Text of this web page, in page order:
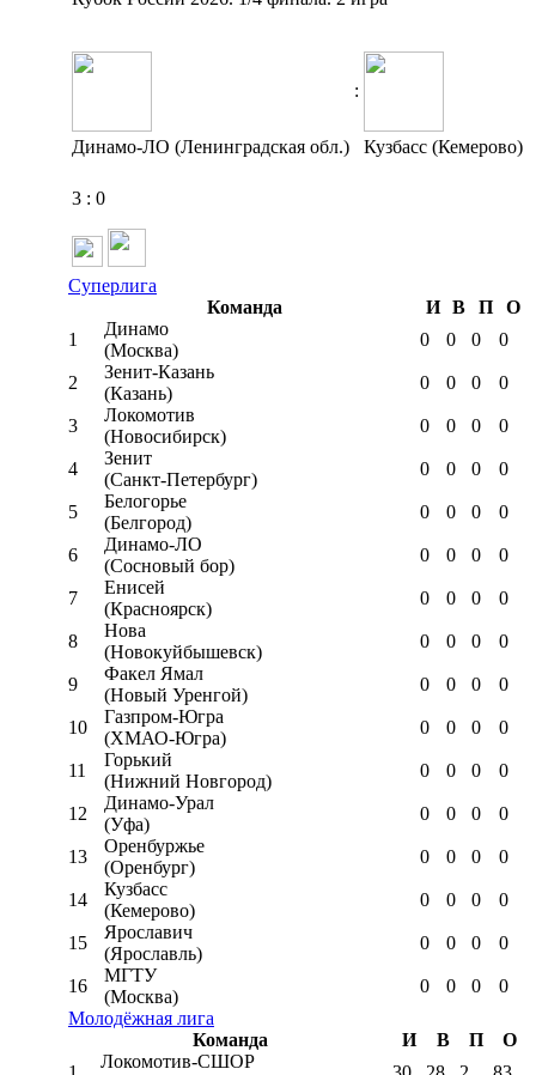
:
Динамо-ЛО (Ленинградская обл.) Кузбасс (Кемерово)
3 : 0
Суперлига
Команда
И В П
О
1
Динамо
(Москва)
0 0 0 0
2
Зенит-Казань
(Казань)
0 0 0 0
3
Локомотив
(Новосибирск)
0 0 0 0
4
Зенит
(Санкт-Петербург)
0 0 0 0
5
Белогорье
(Белгород)
0 0 0 0
6
Динамо-ЛО
(Сосновый бор)
0 0 0 0
7
Енисей
(Красноярск)
0 0 0 0
8
Нова
(Новокуйбышевск)
0 0 0 0
9
Факел Ямал
(Новый Уренгой)
0 0 0 0
10
Газпром-Югра
(ХМАО-Югра)
0 0 0 0
11
Горький
(Нижний Новгород)
0 0 0 0
12
Динамо-Урал
(Уфа)
0 0 0 0
13
Оренбуржье
(Оренбург)
0 0 0 0
14
Кузбасс
(Кемерово)
0 0 0 0
15
Ярославич
(Ярославль)
0 0 0 0
16
МГТУ
(Москва)
0 0 0
0
Молодёжная лига
Команда
И В П
О
Локомотив-CШОР